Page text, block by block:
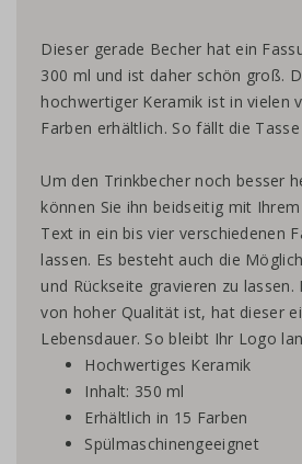
Dieser gerade Becher hat ein
300 ml und ist daher schön groß.
hochwertiger Keramik ist in vielen
Farben erhältlich. So fällt die
Um den Trinkbecher noch besser
können Sie ihn beidseitig mit
Text in ein bis vier verschiedenen
lassen. Es besteht auch die
und Rückseite gravieren zu
von hoher Qualität ist, hat dieser
Lebensdauer. So bleibt Ihr Logo
Hochwertiges Keramik
Inhalt: 350 ml
Erhältlich in 15 Farben
Spülmaschinengeeignet